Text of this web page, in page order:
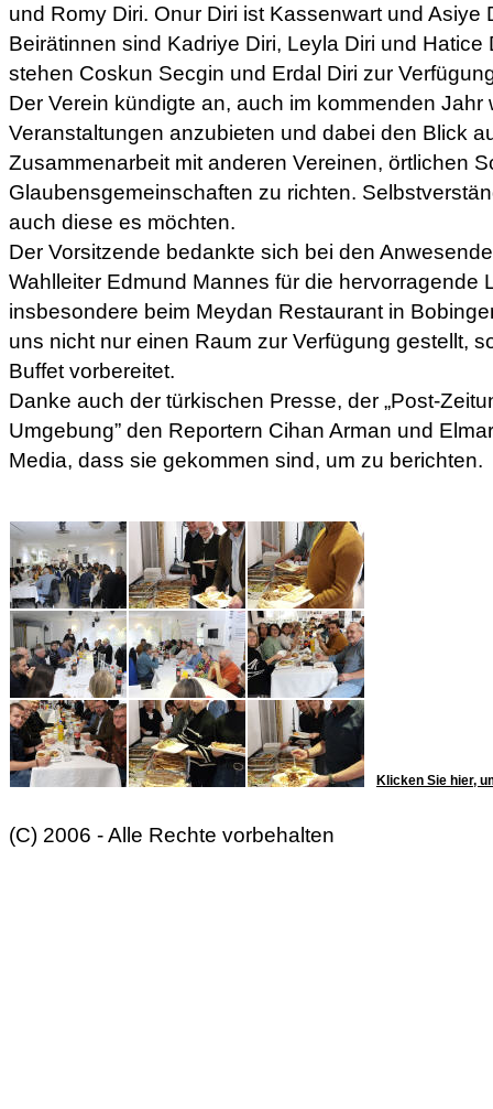
und Romy Diri. Onur Diri ist Kassenwart und Asiye
Beirätinnen sind Kadriye Diri, Leyla Diri und Hatice
stehen Coskun Secgin und Erdal Diri zur
Der Verein kündigte an, auch im kommenden Jahr
Veranstaltungen anzubieten und dabei den Blick
Zusammenarbeit mit anderen Vereinen, örtlichen
Glaubensgemeinschaften zu richten.
auch diese es möchten.
Der Vorsitzende bedankte sich bei den
Wahlleiter Edmund Mannes für die hervorragende
insbesondere beim Meydan Restaurant in
uns nicht nur einen Raum zur Verfügung gestellt,
Buffet vorbereitet.
Danke auch der türkischen Presse, der „Post-
Umgebung” den Reportern Cihan Arman und
Media, dass sie gekommen sind, um zu berichten.
Klicken Sie hier,
(C) 2006 - Alle Rechte vorbehalten